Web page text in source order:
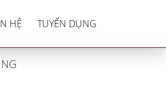
HỆ TUYỂN DỤNG